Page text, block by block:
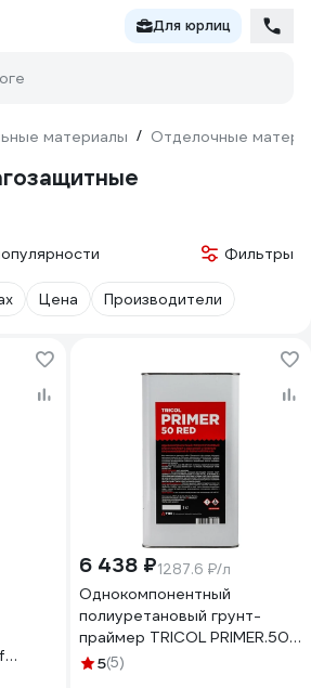
Для юрлиц
материалы / Отделочные
Фильтры
Цена Производители
6 438 ₽1287.6 ₽/л
Однокомпонентный
полиуретановый грунт-
праймер TRICOL PRIMER.50
RED 573
5(5)